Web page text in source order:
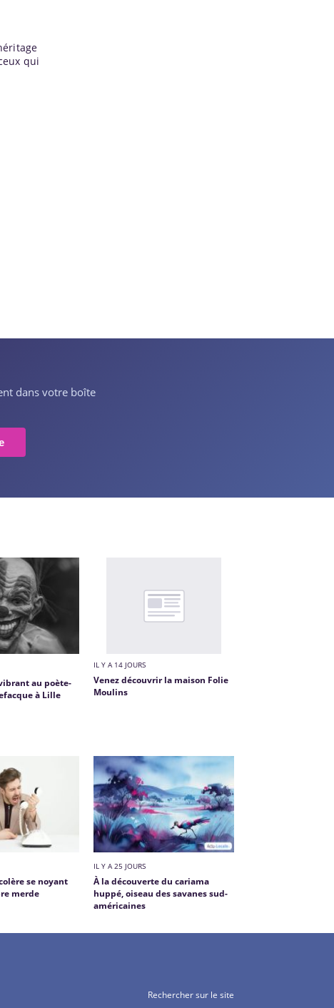
qui
dans votre boîte
au poète-
à Lille
IL Y A 14 JOURS
Venez découvrir la maison Folie
Moulins
se noyant
merde
IL Y A 25 JOURS
À la découverte du cariama
huppé, oiseau des savanes sud-
américaines
Rechercher sur le site